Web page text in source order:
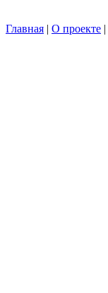
Главная | О проекте |